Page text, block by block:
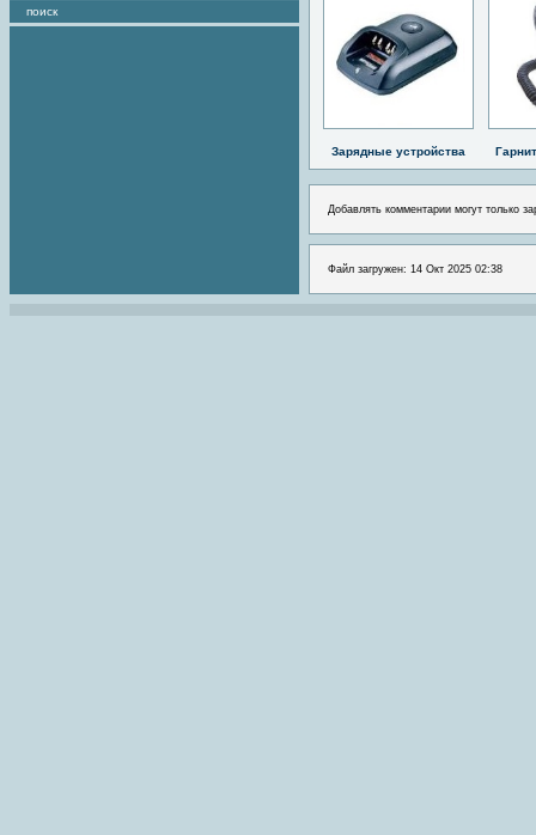
поиск
Зарядные устройства
Добавлять комментарии могут только
Файл загружен: 14 Окт 2025 02:38